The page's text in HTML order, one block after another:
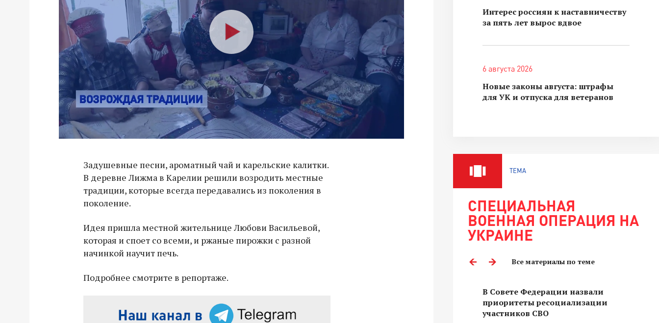
Задушевные песни, ароматный чай и карельские калитки.
В деревне Лижма в Карелии решили возродить местные
традиции, которые всегда передавались из поколения в
поколение.
Идея пришла местной жительнице Любови Васильевой,
которая и споет со всеми, и ржаные пирожки с разной
начинкой научит печь.
Подробнее смотрите в репортаже.
Интерес россиян к наставничеству
за пять лет вырос вдвое
6 августа 2026
Новые законы августа: штрафы
для УК и отпуска для ветеранов
ТЕМА
СПЕЦИАЛЬНАЯ
ВОЕННАЯ ОПЕРАЦИЯ НА
УКРАИНЕ
Все материалы по теме
18:30 10 сентября 2025
В Совете Федерации назвали
приоритеты ресоциализации
участников СВО